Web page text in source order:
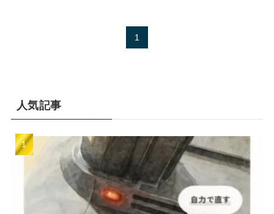
1
人気記事